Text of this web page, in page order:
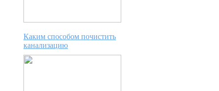
Каким способом почистить
канализацию